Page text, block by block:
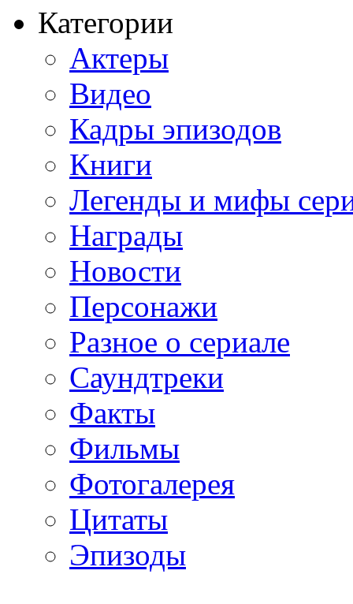
Категории
Актеры
Видео
Кадры эпизодов
Книги
Легенды и мифы
Награды
Новости
Персонажи
Разное о сериале
Саундтреки
Факты
Фильмы
Фотогалерея
Цитаты
Эпизоды